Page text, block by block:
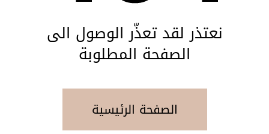
نعتذر لقد تعذّر الوصول الى
الصفحة المطلوبة
الصفحة الرئيسية